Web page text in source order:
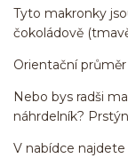
Tyto makronky
čokoládově
Orientační
Nebo bys radši
náhrdelník?
V nabídce